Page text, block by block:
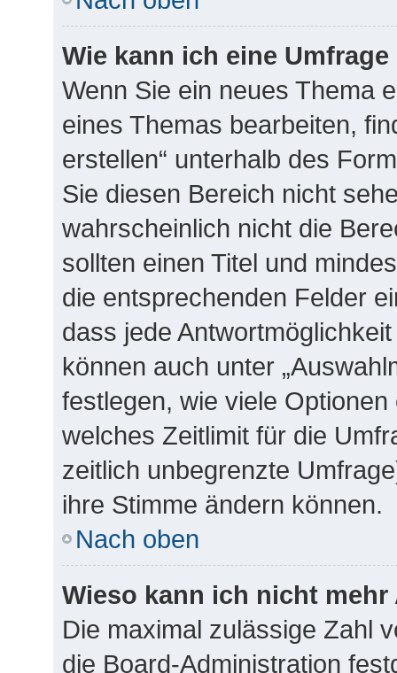
Wie kann ich eine
Wenn Sie ein neues Thema
eines Themas bearbeiten,
erstellen“ unterhalb des
Sie diesen Bereich nicht
wahrscheinlich nicht die
sollten einen Titel und
die entsprechenden Felder
dass jede
können auch unter
festlegen, wie viele
welches Zeitlimit für die
zeitlich unbegrenzte
ihre Stimme ändern können.
Nach oben
Wieso kann ich nicht
Die maximal zulässige Zahl
die Board-Administration